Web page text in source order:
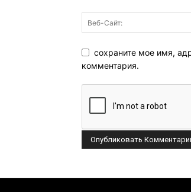
сохраните мое имя,
комментария.